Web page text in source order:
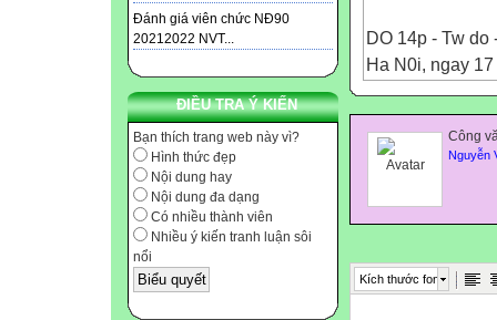
Đánh giá viên chức NĐ90
20212022 NVT...
ĐIỀU TRA Ý KIẾN
Bạn thích trang web này vì?
Hình thức đẹp
Nội dung hay
Nội dung đa dạng
Có nhiều thành viên
Nhiều ý kiến tranh luận sôi
nổi
DO 14p - Tw do
Ha N0i, ngay
se): 7991 /
V/v thuc hirt
cap THCS,
Kinh
Cac Gido due
Công
Nguyễn
Kích thước font